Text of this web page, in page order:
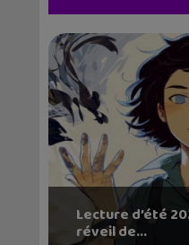
Lecture d’été
réveil de...